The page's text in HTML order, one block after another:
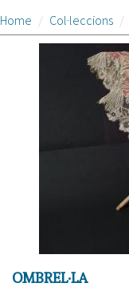
Home Col·leccions
OMBREL·LA